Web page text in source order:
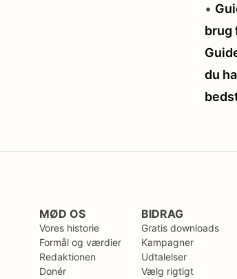
•
brug
du
MØD OS
Vores historie
Formål og værdier
Redaktionen
Donér
BIDRAG
Gratis downloads
Kampagner
Udtalelser
Vælg rigtigt